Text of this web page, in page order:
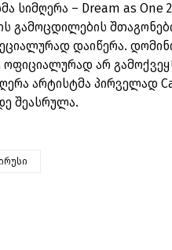
სიმღერა – Dream as
გამოცდილების
დაიწერა.
არ
არტისტმა პირველად
შეასრულა.